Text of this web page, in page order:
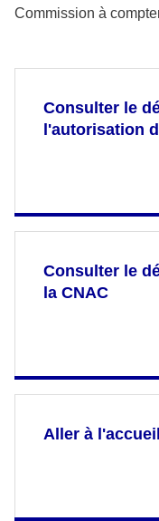
Commission à
Consulter le
l'autorisation
Consulter le
la CNAC
Aller à